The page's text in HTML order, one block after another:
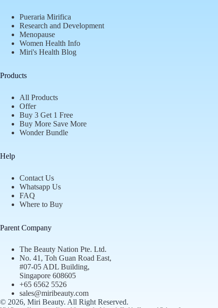
Pueraria Mirifica
Research and Development
Menopause
Women Health Info
Miri's Health Blog
Products
All Products
Offer
Buy 3 Get 1 Free
Buy More Save More
Wonder Bundle
Help
Contact Us
Whatsapp Us
FAQ
Where to Buy
Parent Company
The Beauty Nation Pte. Ltd.
No. 41, Toh Guan Road East,
#07-05 ADL Building,
Singapore 608605
+65 6562 5526
sales@miribeauty.com
© 2026, Miri Beauty. All Right Reserved.